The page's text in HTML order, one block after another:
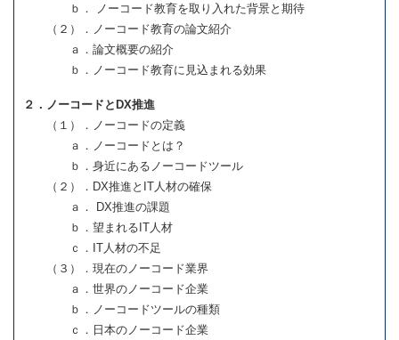
ｂ． ノーコード教育を取り入れた背景と期待
（２）．ノーコード教育の論文紹介
ａ．論文概要の紹介
ｂ．ノーコード教育に見込まれる効果
２．ノーコードとDX推進
（１）．ノーコードの定義
ａ．ノーコードとは？
ｂ．身近にあるノーコードツール
（２）．DX推進とIT人材の確保
ａ． DX推進の課題
ｂ．望まれるIT人材
ｃ．IT人材の不足
（３）．現在のノーコード業界
ａ．世界のノーコード企業
ｂ．ノーコードツールの種類
ｃ．日本のノーコード企業